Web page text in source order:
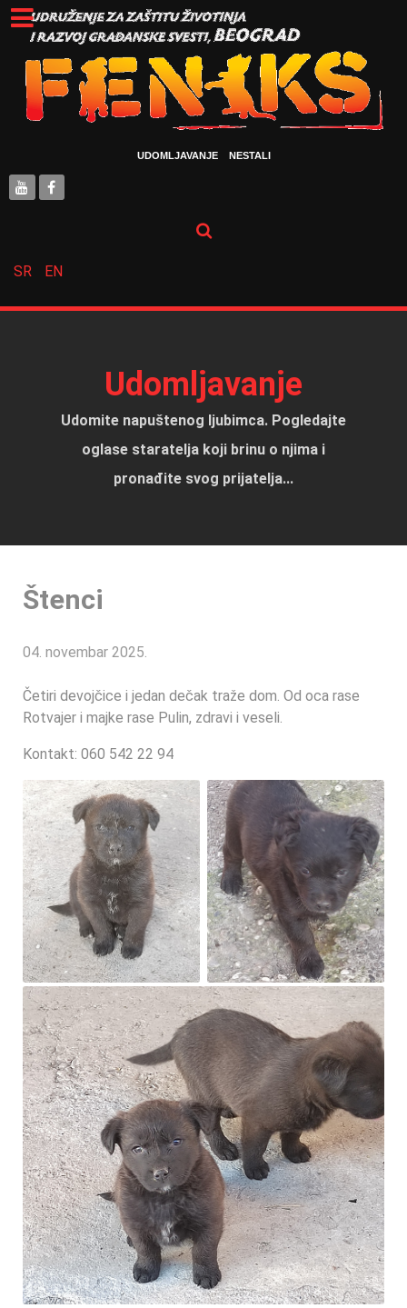
UDOMLJAVANJE NESTALI
SR EN
Udomljavanje
Udomite napuštenog ljubimca. Pogledajte
oglase staratelja koji brinu o njima i
pronađite svog prijatelja...
Štenci
04. novembar 2025.
Četiri devojčice i jedan dečak traže dom. Od oca rase
Rotvajer i majke rase Pulin, zdravi i veseli.
Kontakt: 060 542 22 94